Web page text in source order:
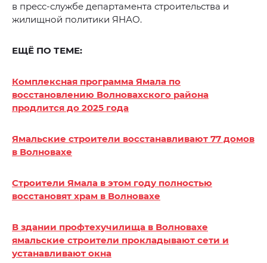
в пресс-службе департамента строительства и
жилищной политики ЯНАО.
ЕЩЁ ПО ТЕМЕ:
Комплексная программа Ямала по
восстановлению Волновахского района
продлится до 2025 года
Ямальские строители восстанавливают 77 домов
в Волновахе
Строители Ямала в этом году полностью
восстановят храм в Волновахе
В здании профтехучилища в Волновахе
ямальские строители прокладывают сети и
устанавливают окна